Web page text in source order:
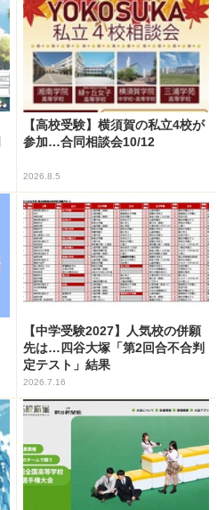
【高校受験】横須賀の私立4校が
参加…合同相談会10/12
2026.8.5
【中学受験2027】人気校の併願
先は…四谷大塚「第2回合不合判
定テスト」結果
2026.7.16